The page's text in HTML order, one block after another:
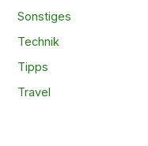
Sonstiges
Technik
Tipps
Travel